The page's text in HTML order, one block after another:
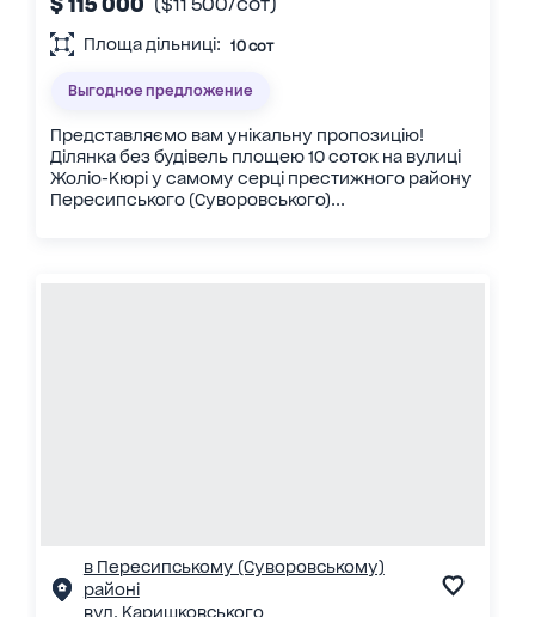
Площа дільниці: 10 сот
Выгодное предложение
Представляємо вам унікальну пропозицію!
Ділянка без будівель площею 10 соток на вулиці
Жоліо-Кюрі у самому серці престижного району
Пересипського (Суворовського)...
в Пересипському (Суворовському)
районі
вул. Каришковського